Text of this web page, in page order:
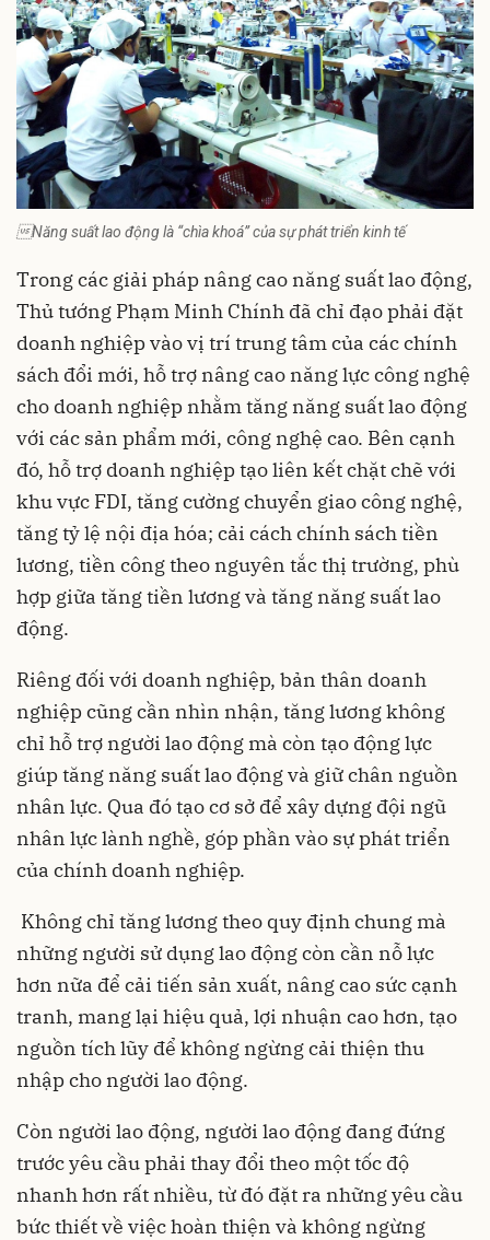
Năng suất lao động là “chìa khoá” của sự phát triển kinh tế
Trong các giải pháp nâng cao năng suất lao động,
Thủ tướng Phạm Minh Chính đã chỉ đạo phải đặt
doanh nghiệp vào vị trí trung tâm của các chính
sách đổi mới, hỗ trợ nâng cao năng lực công nghệ
cho doanh nghiệp nhằm tăng năng suất lao động
với các sản phẩm mới, công nghệ cao. Bên cạnh
đó, hỗ trợ doanh nghiệp tạo liên kết chặt chẽ với
khu vực FDI, tăng cường chuyển giao công nghệ,
tăng tỷ lệ nội địa hóa; cải cách chính sách tiền
lương, tiền công theo nguyên tắc thị trường, phù
hợp giữa tăng tiền lương và tăng năng suất lao
động.
Riêng đối với doanh nghiệp, bản thân doanh
nghiệp cũng cần nhìn nhận, tăng lương không
chỉ hỗ trợ người lao động mà còn tạo động lực
giúp tăng năng suất lao động và giữ chân nguồn
nhân lực. Qua đó tạo cơ sở để xây dựng đội ngũ
nhân lực lành nghề, góp phần vào sự phát triển
của chính doanh nghiệp.
Không chỉ tăng lương theo quy định chung mà
những người sử dụng lao động còn cần nỗ lực
hơn nữa để cải tiến sản xuất, nâng cao sức cạnh
tranh, mang lại hiệu quả, lợi nhuận cao hơn, tạo
nguồn tích lũy để không ngừng cải thiện thu
nhập cho người lao động.
Còn người lao động, người lao động đang đứng
trước yêu cầu phải thay đổi theo một tốc độ
nhanh hơn rất nhiều, từ đó đặt ra những yêu cầu
bức thiết về việc hoàn thiện và không ngừng